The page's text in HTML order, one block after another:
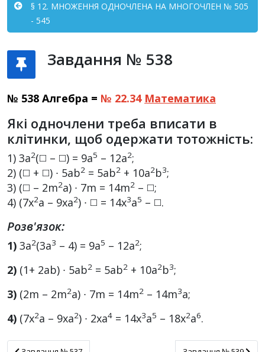
§ 12. МНОЖЕННЯ ОДНОЧЛЕНА НА МНОГОЧЛЕН № 505
- 545
Завдання № 538
№ 538 Алгебра = № 22.34 Математика
Які одночлени треба вписати в
клітинки, щоб одержати тотожність:
1) 3a2(◻️ – ◻️) = 9а5 – 12а2;
2) (◻️ + ◻️) ∙ 5ab2 = 5ab2 + 10а2b3;
3) (◻️ – 2m2а) ∙ 7m = 14m2 – ◻️;
4) (7x2а – 9ха2) ∙ ◻️ = 14х3а5 – ◻️.
Розв'язок:
1) 3a2(3a3 – 4) = 9а5 – 12а2;
2) (1+ 2ab) ∙ 5ab2 = 5ab2 + 10а2b3;
3) (2m – 2m2а) ∙ 7m = 14m2 – 14m3а;
4) (7x2а – 9ха2) ∙ 2ха4 = 14х3а5 – 18x2a6.